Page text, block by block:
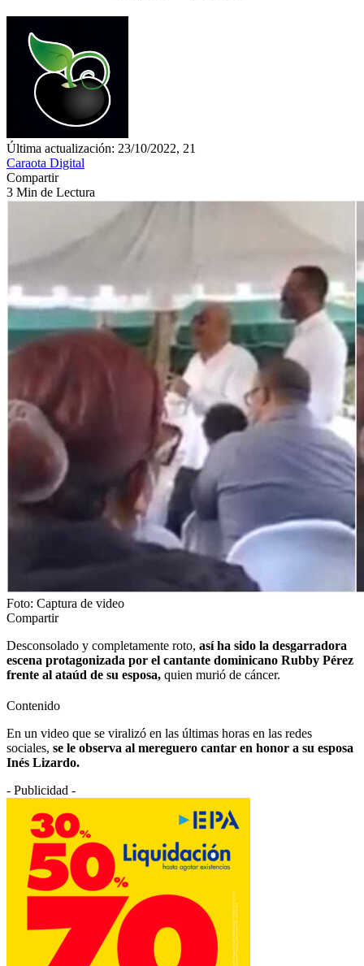
Última actualización: 23/10/2022, 21
Caraota Digital
Compartir
3 Min de Lectura
Foto: Captura de video
Compartir
Desconsolado y completamente roto, así ha sido la desgarradora
escena protagonizada por el cantante dominicano Rubby Pérez
frente al ataúd de su esposa, quien murió de cáncer.
Contenido
En un video que se viralizó en las últimas horas en las redes
sociales, se le observa al mereguero cantar en honor a su esposa
Inés Lizardo.
- Publicidad -